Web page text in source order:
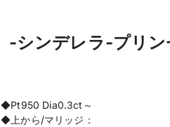
-シンデレラ-プリ
◆Pt950 Dia0.3ct～
◆上から/マリッジ：